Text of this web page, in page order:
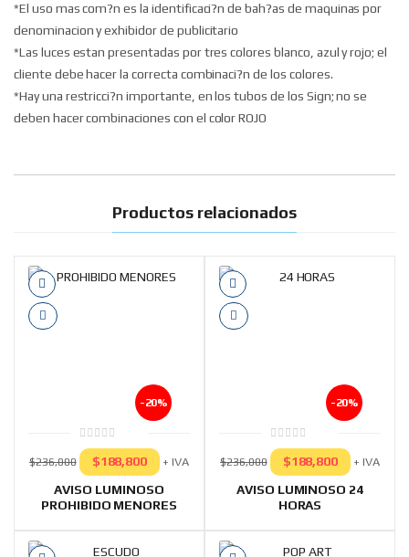
*El uso mas com?n es la identificaci?n de bah?as de maquinas por
denominacion y exhibidor de publicitario
*Las luces estan presentadas por tres colores blanco, azul y rojo; el
cliente debe hacer la correcta combinaci?n de los colores.
*Hay una restricci?n importante, en los tubos de los Sign; no se
deben hacer combinaciones con el color ROJO
Productos relacionados
-20%
0
out
of
$236,000 $188,800 + IVA
AVISO LUMINOSO
PROHIBIDO MENORES
-20%
0
out
of
$236,000 $188,800 + IVA
AVISO LUMINOSO 24
HORAS